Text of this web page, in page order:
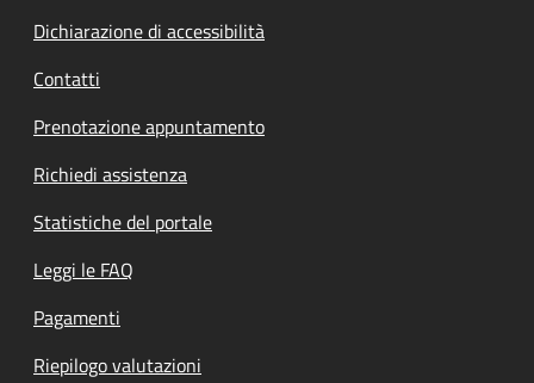
Dichiarazione di accessibilità
Contatti
Prenotazione appuntamento
Richiedi assistenza
Statistiche del portale
Leggi le FAQ
Pagamenti
Riepilogo valutazioni